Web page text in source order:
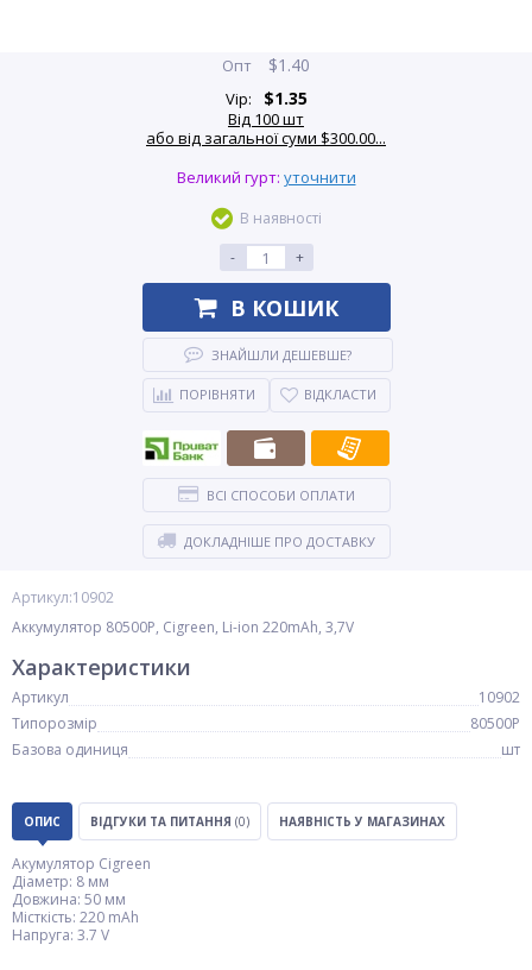
Артикул:10902
Аккумулятор 80500P, Cigreen, Li-ion 220mAh, 3,7V
Опт $1.40
Vip: $1.35
Від 100 шт
або від загальної суми $300.00...
Великий гурт: уточнити
В наявності
-
+
В КОШИК
ЗНАЙШЛИ ДЕШЕВШЕ?
ПОРІВНЯТИ ВІДКЛАСТИ
ВСІ СПОСОБИ ОПЛАТИ
ДОКЛАДНІШЕ ПРО ДОСТАВКУ
Характеристики
Артикул
10902
Типорозмір
80500P
Базова одиниця
шт
ОПИС ВІДГУКИ ТА ПИТАННЯ (0) НАЯВНІСТЬ У МАГАЗИНАХ
Акумулятор Cigreen
Діаметр: 8 мм
Довжина: 50 мм
Місткість: 220 mAh
Напруга: 3.7 V